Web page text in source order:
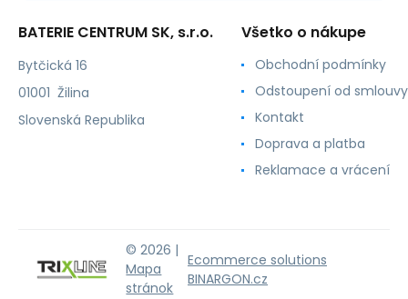
BATERIE CENTRUM SK, s.r.o.
Bytčická 16
01001 Žilina
Slovenská Republika
Všetko o nákupe
Obchodní podmínky
Odstoupení od smlouvy
Kontakt
Doprava a platba
Reklamace a vrácení
© 2026 |
Mapa
stránok
Ecommerce solutions
BINARGON.cz